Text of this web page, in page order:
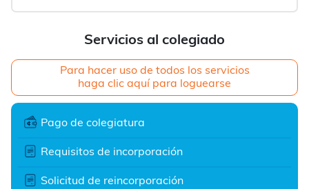
Servicios al colegiado
Para hacer uso de todos los servicios
haga clic aquí para loguearse
Pago de colegiatura
Requisitos de incorporación
Solicitud de reincorporación